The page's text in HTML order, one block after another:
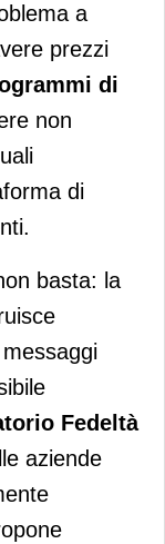
a
prezzi
di
non
di
basta: la
Fedeltà
aziende